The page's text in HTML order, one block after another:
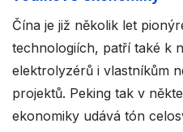
Čína je již několik let
technologiích, patří také k
elektrolyzérů i vlastníkům
projektů. Peking tak v
ekonomiky udává tón